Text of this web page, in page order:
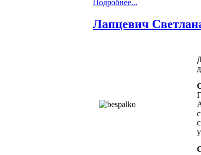
Подробнее...
Лапцевич